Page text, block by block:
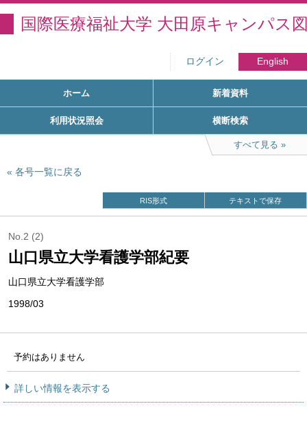
国際医療福祉大学 大田原キャンパス
ログイン English
ホーム 新着資料
利用状況照会 横断検索
すべて見る
各号一覧に戻る
RIS形式 テキストで保存
No.2 (2)
山口県立大学看護学部紀要
山口県立大学看護学部
1998/03
予約はありません
詳しい情報を表示する